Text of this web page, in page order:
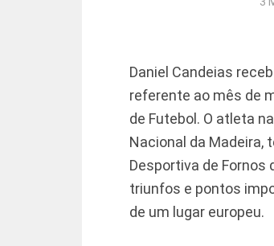
Daniel Candeias
referente ao mês de
de Futebol. O atleta
Nacional da Madeira,
Desportiva de Fornos
triunfos e pontos
de um lugar europeu.